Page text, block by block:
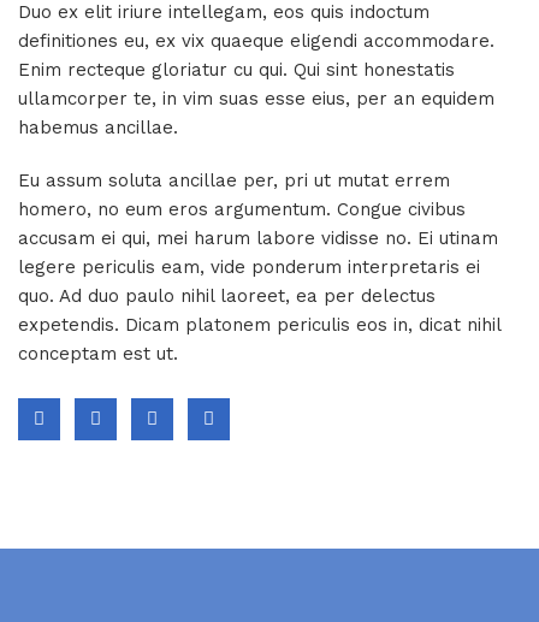
Duo ex elit iriure intellegam, eos quis indoctum
definitiones eu, ex vix quaeque eligendi accommodare.
Enim recteque gloriatur cu qui. Qui sint honestatis
ullamcorper te, in vim suas esse eius, per an equidem
habemus ancillae.
Eu assum soluta ancillae per, pri ut mutat errem
homero, no eum eros argumentum. Congue civibus
accusam ei qui, mei harum labore vidisse no. Ei utinam
legere periculis eam, vide ponderum interpretaris ei
quo. Ad duo paulo nihil laoreet, ea per delectus
expetendis. Dicam platonem periculis eos in, dicat nihil
conceptam est ut.